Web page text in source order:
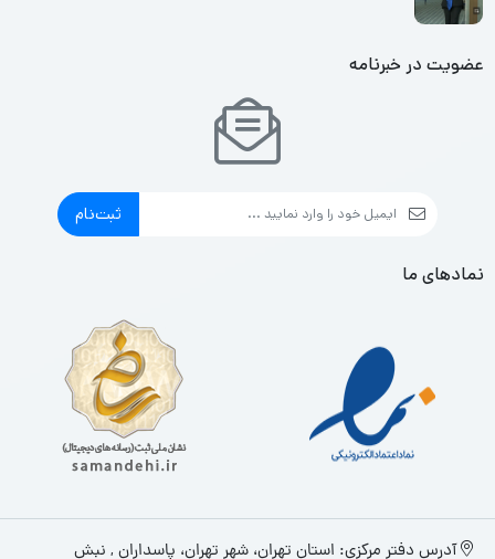
عضویت در خبرنامه
ثبت‌نام
نمادهای ما
آدرس دفتر مرکزی: استان تهران، شهر تهران، پاسداران , نبش